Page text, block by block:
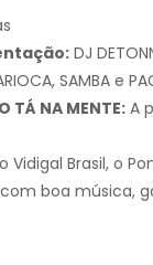
DJ
SAMBA e
NA MENTE: A
Brasil, o
boa música,